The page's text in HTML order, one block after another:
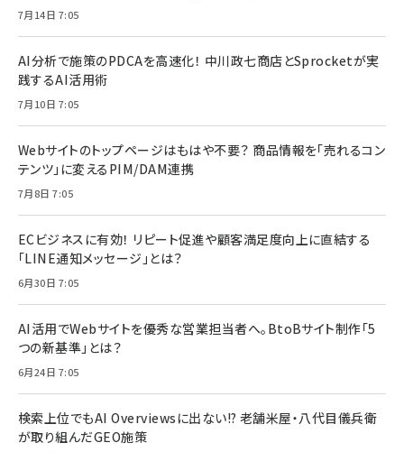
7月14日 7:05
AI分析で施策のPDCAを高速化！ 中川政七商店とSprocketが実
践するAI活用術
7月10日 7:05
Webサイトのトップページはもはや不要？ 商品情報を「売れるコン
テンツ」に変えるPIM/DAM連携
7月8日 7:05
ECビジネスに有効！ リピート促進や顧客満足度向上に直結する
「LINE通知メッセージ」とは？
6月30日 7:05
AI活用でWebサイトを優秀な営業担当者へ。BtoBサイト制作「5
つの新基準」とは？
6月24日 7:05
検索上位でもAI Overviewsに出ない!? 老舗米屋・八代目儀兵衛
が取り組んだGEO施策